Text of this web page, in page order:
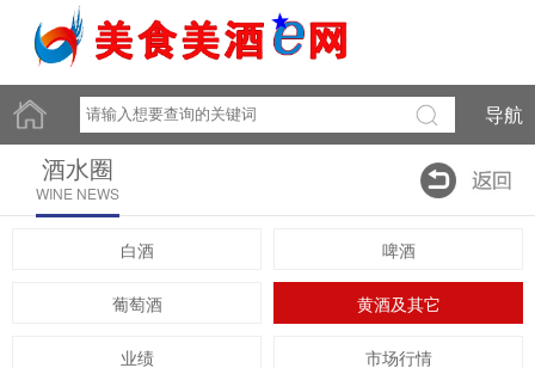
导航
酒水圈
WINE NEWS
白酒 啤酒
葡萄酒 黄酒及其它
业绩 市场行情